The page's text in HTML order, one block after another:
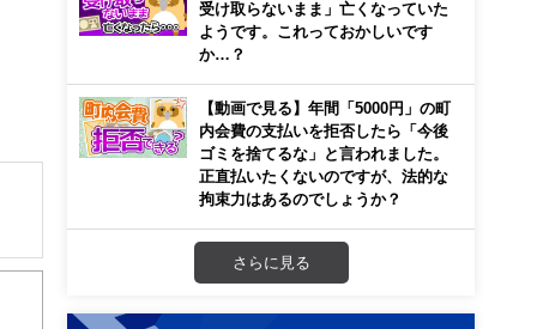
き
受け取らないまま」亡くなっていた
ようです。これっておかしいです
か…？
【動画で見る】年間「5000円」の町
内会費の支払いを拒否したら「今後
ゴミを捨てるな」と言われました。
正直払いたくないのですが、法的な
拘束力はあるのでしょうか？
さらに見る